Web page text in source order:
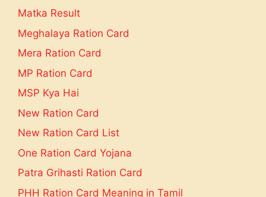
Matka Result
Meghalaya Ration Card
Mera Ration Card
MP Ration Card
MSP Kya Hai
New Ration Card
New Ration Card List
One Ration Card Yojana
Patra Grihasti Ration Card
PHH Ration Card Meaning in Tamil